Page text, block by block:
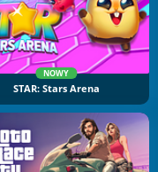
NOWY
STAR: Stars Arena